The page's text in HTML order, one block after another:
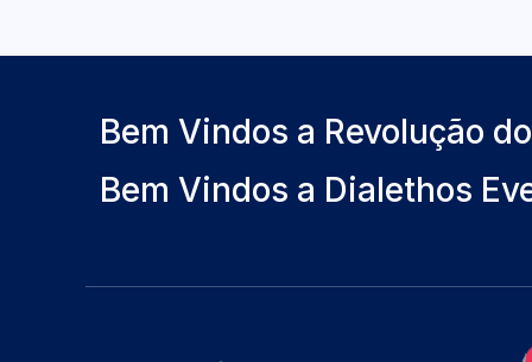
Bem Vindos a Revolução
Bem Vindos a Dialethos